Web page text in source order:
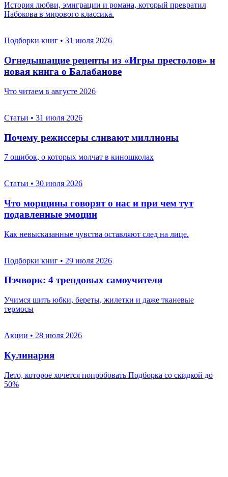
История любви, эмиграции и романа, который превратил
Набокова в мирового классика.
Подборки книг • 31 июля 2026
Огнедышащие рецепты из «Игры престолов» и
новая книга о Балабанове
Что читаем в августе 2026
Статьи • 31 июля 2026
Почему режиссеры сливают миллионы
7 ошибок, о которых молчат в киношколах
Статьи • 30 июля 2026
Что морщины говорят о нас и при чем тут
подавленные эмоции
Как невысказанные чувства оставляют след на лице.
Подборки книг • 29 июля 2026
Пэчворк: 4 трендовых самоучителя
Учимся шить юбки, береты, жилетки и даже тканевые
термосы
Акции • 28 июля 2026
Кулинария
Лето, которое хочется попробовать Подборка со скидкой до
50%